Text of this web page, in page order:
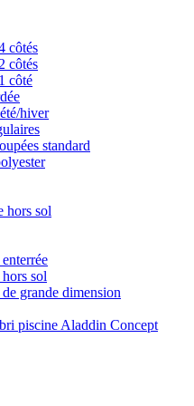
côtés
côtés
côté
hiver
standard
hors sol
sol
grande dimension
piscine Aladdin Concept